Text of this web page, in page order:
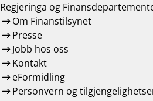
Regjeringa og
Om Finanstilsynet
Presse
Jobb hos oss
Kontakt
eFormidling
Personvern og